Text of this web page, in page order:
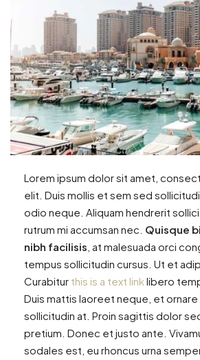
Lorem ipsum dolor sit amet,
elit. Duis mollis et sem sed
odio neque. Aliquam hendrerit
rutrum mi accumsan nec. Quisque
nibh facilisis , at malesuada orci
tempus sollicitudin cursus. Ut et
Curabitur this is a text link libero
Duis mattis laoreet neque, et
sollicitudin at. Proin sagittis dolor
pretium. Donec et justo ante.
sodales est, eu rhoncus urna